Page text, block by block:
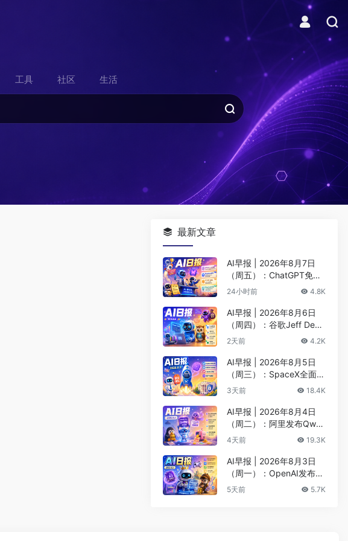
工具 社区 生活
最新文章
AI早报 | 2026年8月7日
（周五）：ChatGPT免费
版升级GPT-5.6 Luna无限
萨比斯卸任CEO
24小时前 4.8K
AI早报 | 2026年8月6日
（周四）：谷歌Jeff Dean
创办AI科学公司、Meta发
2天前 4.2K
AI早报 | 2026年8月5日
（周三）：SpaceX全面押
注英伟达布局太空AI、四
3天前 18.4K
AI早报 | 2026年8月4日
（周二）：阿里发布Qwen
3.8-Max旗舰模型、MiniM
4天前 19.3K
AI早报 | 2026年8月3日
（周一）：OpenAI发布Pr
esence、DNA证据被曝可
5天前 5.7K